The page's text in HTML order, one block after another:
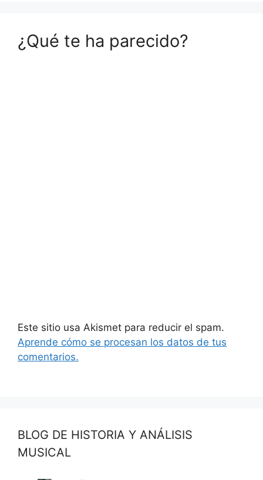
¿Qué te ha parecido?
Este sitio usa Akismet para reducir el spam.
Aprende cómo se procesan los datos de tus
comentarios.
BLOG DE HISTORIA Y ANÁLISIS
MUSICAL